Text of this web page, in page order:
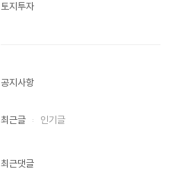
토지투자
공지사항
최근글 인기글
최근댓글